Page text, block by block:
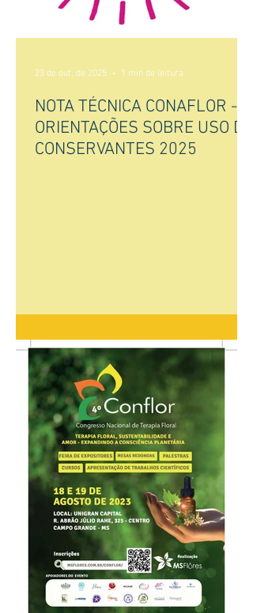
NOTA TÉCNICA CONAFLOR -
ORIENTAÇÕES SOBRE USO DE
CONSERVANTES 2025
23 de out. de 2025 1 min de leitura